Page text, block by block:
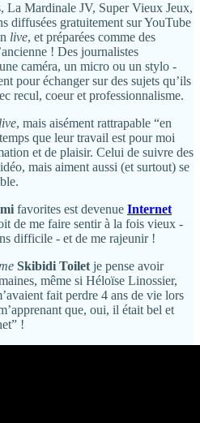
La Mardinale JV, Super Vieux Jeux,
diffusées gratuitement sur YouTube
live, et préparées comme des
! Des journalistes
caméra, un micro ou un stylo -
pour échanger sur des sujets qu’ils
recul, coeur et professionnalisme.
live, mais aisément rattrapable “en
que leur travail est pour moi
et de plaisir. Celui de suivre des
mais aiment aussi (et surtout) se
favorites est devenue Internet
de me faire sentir à la fois vieux -
difficile - et de me rajeunir !
Skibidi Toilet je pense avoir
même si Héloïse Linossier,
fait perdre 4 ans de vie lors
que, oui, il était bel et
!